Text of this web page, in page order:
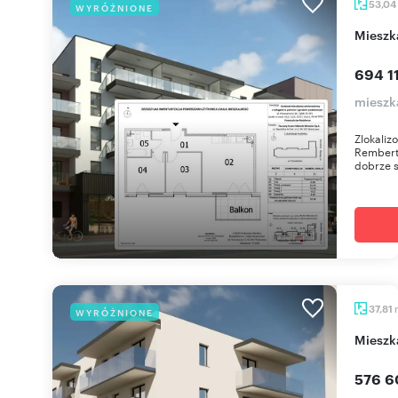
WYRÓŻNIONE 53,04
694
dobrze
WYRÓŻNIONE 37,81
576